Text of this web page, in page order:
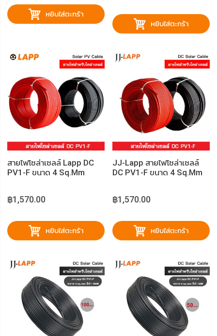
หยิบใส่ตะกร้า
หยิบใส่ตะกร้า
สายไฟโซล่าเซลล์ Lapp DC
PV1-F ขนาด 4 Sq.mm
฿1,570.00
หยิบใส่ตะกร้า
JJ-Lapp สายไฟโซล่าเซลล์
DC PV1-F ขนาด 4 Sq.mm
฿1,570.00
หยิบใส่ตะกร้า